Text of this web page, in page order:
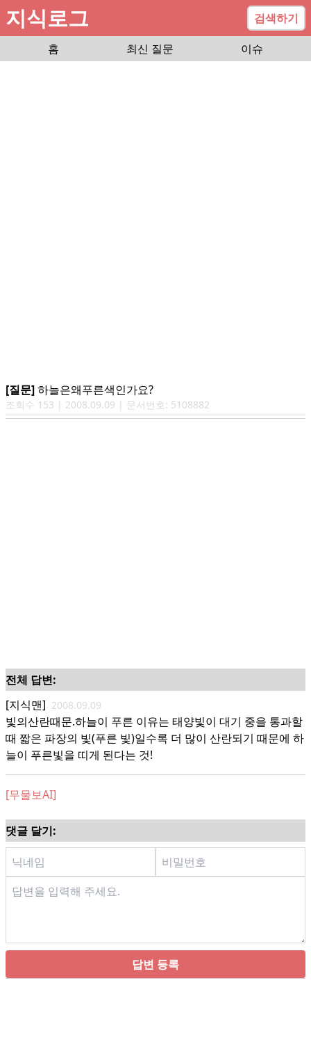
지식로그
검색하기
홈
최신 질문 이슈
[질문]하늘은왜푸른색인가요?
조회수 153 | 2008.09.09 | 문서번호: 5108882
전체 답변:
[지식맨] 2008.09.09
빛의산란때문.하늘이 푸른 이유는 태양빛이 대기 중을 통과할
때 짧은 파장의 빛(푸른 빛)일수록 더 많이 산란되기 때문에 하
늘이 푸른빛을 띠게 된다는 것!
[무물보AI]
댓글 달기:
답변 등록